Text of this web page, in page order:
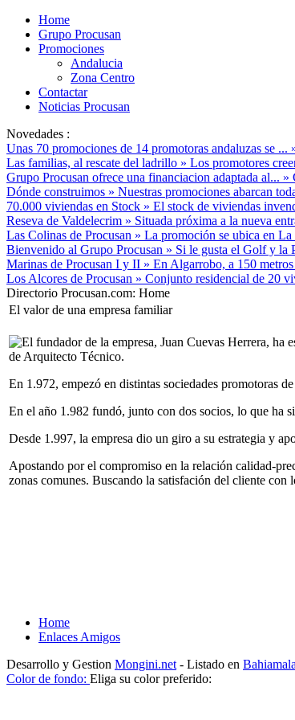
Home
Grupo Procusan
Promociones
Andalucia
Zona Centro
Contactar
Noticias Procusan
Novedades :
Unas 70 promociones de 14 promotoras andaluzas se ...
Las familias, al rescate del ladrillo » Los promotores
Grupo Procusan ofrece una financiacion adaptada al... »
Dónde construimos » Nuestras promociones abarcan
70.000 viviendas en Stock » El stock de viviendas
Reseva de Valdelecrim » Situada próxima a la nueva
Las Colinas de Procusan » La promoción se ubica en
Bienvenido al Grupo Procusan » Si le gusta el Golf y la
Marinas de Procusan I y II » En Algarrobo, a 150
Los Alcores de Procusan » Conjunto residencial de 20
Directorio Procusan.com: Home
El valor de una empresa familiar
El fundador de la empresa, Juan Cuevas Herrera, ha
de Arquitecto Técnico.
En 1.972, empezó en distintas sociedades promotoras
En el año 1.982 fundó, junto con dos socios, lo que ha
Desde 1.997, la empresa dio un giro a su estrategia y
Apostando por el compromiso en la relación calidad-
zonas comunes. Buscando la satisfación del cliente con
Home
Enlaces Amigos
Desarrollo y Gestion Mongini.net - Listado en
Color de fondo: Eliga su color preferido: